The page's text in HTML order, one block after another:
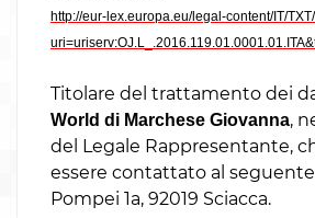
http://eur-lex.europa.eu/legal-content/IT/
Titolare del trattamento dei
World di Marchese Giovanna,
del Legale Rappresentante,
essere contattato al
Pompei 1a, 92019 Sciacca.